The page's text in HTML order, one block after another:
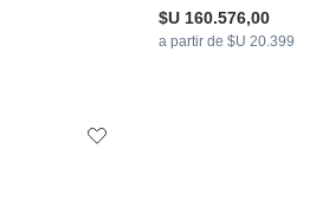
$U 160.576,00
a partir de $U 20.399